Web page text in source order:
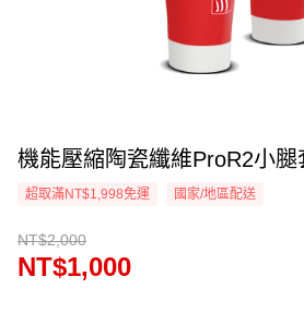
機能壓縮陶瓷纖維ProR2小腿
超取滿NT$1,998免運 國家/地區配送
NT$2,000
NT$1,000